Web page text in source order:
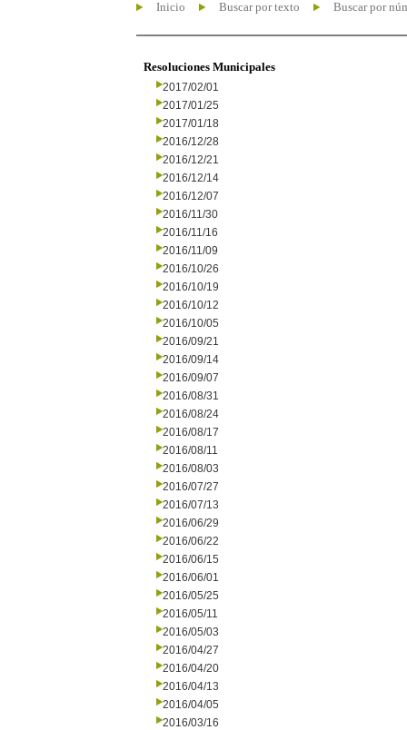
Inicio Buscar por texto Buscar por
Resoluciones Municipales
2017/02/01
2017/01/25
2017/01/18
2016/12/28
2016/12/21
2016/12/14
2016/12/07
2016/11/30
2016/11/16
2016/11/09
2016/10/26
2016/10/19
2016/10/12
2016/10/05
2016/09/21
2016/09/14
2016/09/07
2016/08/31
2016/08/24
2016/08/17
2016/08/11
2016/08/03
2016/07/27
2016/07/13
2016/06/29
2016/06/22
2016/06/15
2016/06/01
2016/05/25
2016/05/11
2016/05/03
2016/04/27
2016/04/20
2016/04/13
2016/04/05
2016/03/16